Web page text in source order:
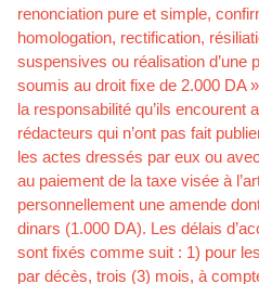
renonciation pure et simple,
homologation, rectification,
suspensives ou réalisation d’une
soumis au droit fixe de 2.000 DA
la responsabilité qu’ils encourent
rédacteurs qui n’ont pas fait
les actes dressés par eux ou
au paiement de la taxe visée à
personnellement une amende
dinars (1.000 DA). Les délais
sont fixés comme suit : 1) pour
par décès, trois (3) mois, à